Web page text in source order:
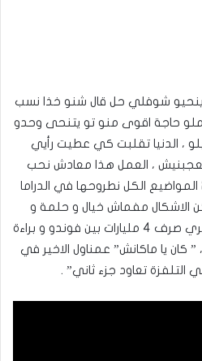
ينحيو شوفلي حل قال شنو خذا نسب
حاجة اقوى منو تو يتنحى وحدو
، الدنيا تقلبت كي عطيت رأيي
، العمل هذا معادش نحب
نحكي عليه، في تونس 2022 المواضيع الكل نطروحها في الدراما
مفماش خيال و حلمة و
جمالية، اقل شي سامي الفهري صرف 4 مليارات بين فوندو و براءة
” كان يا ماكانش” عمناول الاخير في
تعاود جزء ثاني” .